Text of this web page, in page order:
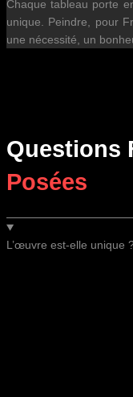
Chaque tableau porte
unique. Peindre, pour
une nécessité, un
Questions
Posées
L’œuvre est-elle unique